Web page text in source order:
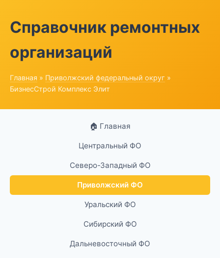
Справочник ремонтных
организаций
Главная » Приволжский федеральный округ »
БизнесСтрой Комплекс Элит
🏠 Главная
Центральный ФО
Северо-Западный ФО
Приволжский ФО
Уральский ФО
Сибирский ФО
Дальневосточный ФО